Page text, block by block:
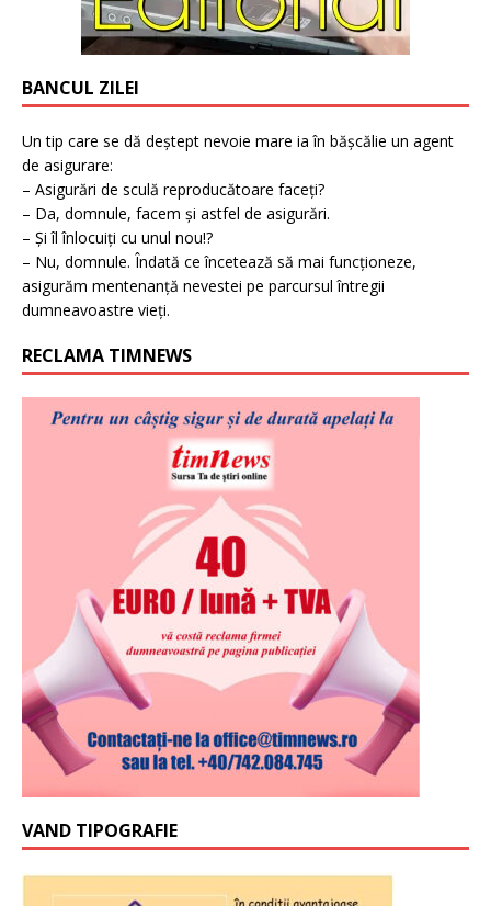
BANCUL ZILEI
Un tip care se dă deștept nevoie mare ia în bășcălie un agent
de asigurare:
– Asigurări de sculă reproducătoare faceți?
– Da, domnule, facem și astfel de asigurări.
– Și îl înlocuiți cu unul nou!?
– Nu, domnule. Îndată ce încetează să mai funcționeze,
asigurăm mentenanță nevestei pe parcursul întregii
dumneavoastre vieți.
RECLAMA TIMNEWS
VAND TIPOGRAFIE